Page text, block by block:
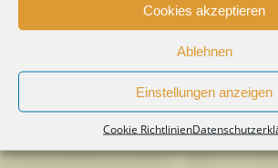
Cookies akzeptieren
Ablehnen
Einstellungen anzeigen
Cookie Richtlinien
dass die Änderung allein wegen
steuerlicher Auswirkung unterbleibt
22.1.2013, IX R 11/12, BFH/NV 2013,
BFH, Urteil v. 28.7.2021, IX R 29/19,